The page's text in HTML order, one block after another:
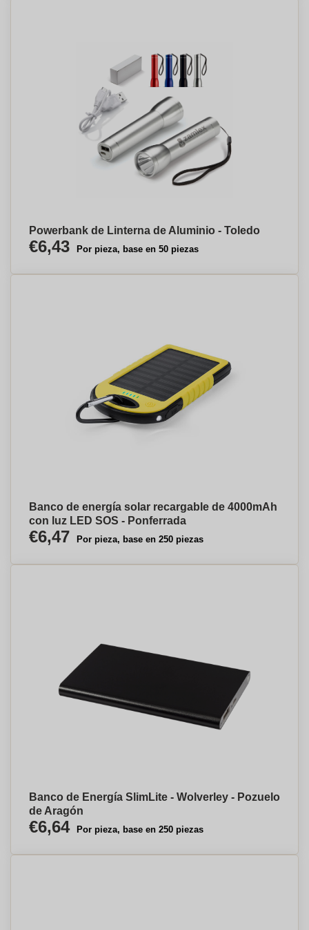
Powerbank de Linterna de Aluminio - Toledo
€6,43 Por pieza, base en 50 piezas
Banco de energía solar recargable de 4000mAh
con luz LED SOS - Ponferrada
€6,47 Por pieza, base en 250 piezas
Banco de Energía SlimLite - Wolverley - Pozuelo
de Aragón
€6,64 Por pieza, base en 250 piezas